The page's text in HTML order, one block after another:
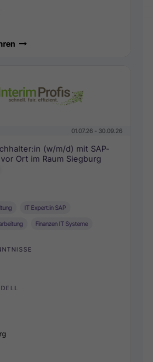
01.07.26 - 30.09.26
(w/m/d) mit SAP-
Ort im Raum Siegburg
IT Expert:in SAP
Finanzen IT Systeme